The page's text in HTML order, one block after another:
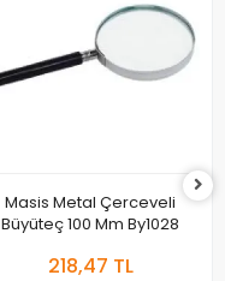
Masis Metal Çerceveli
Büyüteç 100 Mm By1028
218,47 TL